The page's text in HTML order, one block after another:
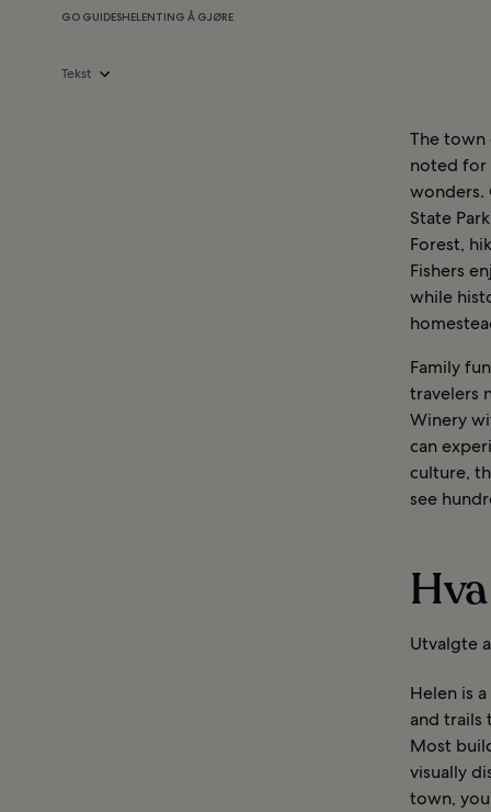
GO GUIDESHELENTING Å GJØRE
Tekst
The town
noted for
wonders.
State
Forest,
Fishers
while
Family
travelers
Winery
can
culture,
see
Utvalgte
Helen is
and trails
Most
visually
town,